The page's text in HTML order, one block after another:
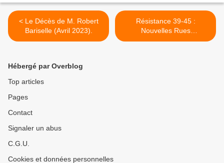
< Le Décès de M. Robert
Bariselle (Avril 2023).
Résistance 39-45 :
Nouvelles Rues
Halluinoises (Allée Pierre
Hébergé par Overblog
Top articles
Pages
Contact
Signaler un abus
C.G.U.
Cookies et données personnelles